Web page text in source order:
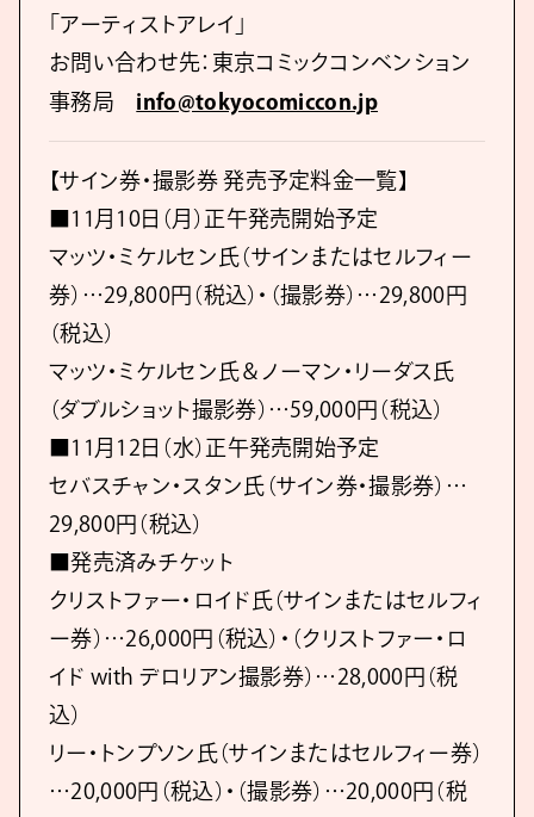
「アーティストアレイ」
お問い合わせ先：東京コミックコンベンション
事務局 info@tokyocomiccon.jp
【サイン券・撮影券 発売予定料金一覧】
■11月10日（月）正午発売開始予定
マッツ・ミケルセン氏（サインまたはセルフィー
券）…29,800円（税込）・（撮影券）…29,800円
（税込）
マッツ・ミケルセン氏＆ノーマン・リーダス氏
（ダブルショット撮影券）…59,000円（税込）
■11月12日（水）正午発売開始予定
セバスチャン・スタン氏（サイン券・撮影券）…
29,800円（税込）
■発売済みチケット
クリストファー・ロイド氏（サインまたはセルフィ
ー券）…26,000円（税込）・（クリストファー・ロ
イド with デロリアン撮影券）…28,000円（税
込）
リー・トンプソン氏（サインまたはセルフィー券）
…20,000円（税込）・（撮影券）…20,000円（税